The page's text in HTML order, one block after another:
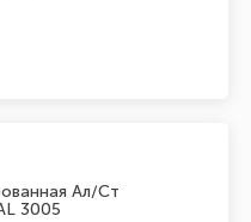
Ал/Ст
3005